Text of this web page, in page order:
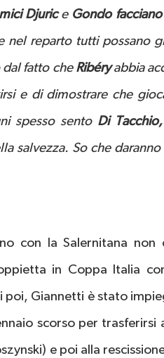
DjuriceGondo
reparto tutti possano
fatto che Ribéryabbia
e di dimostrare che
spesso sento Di
salvezza. So che
con la Salernitana non
in Coppa Italia
poi, Giannetti è stato
scorso per trasferirsi
e poi alla